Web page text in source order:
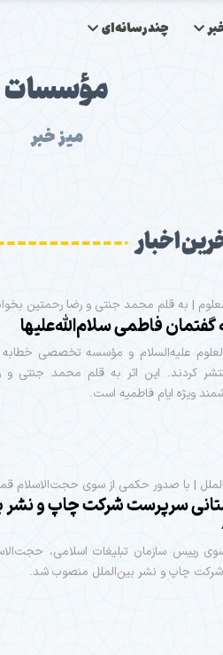
چندرسانه‌ای
مؤسسات
میز خبر
اخبار
| به قلم محمد جنتی و رضا رحمتین
گفتمان فاطمی سلام‌الله‌علیها
علیه‌السلام و مؤسسه تخصصی خطابه
کردند. این اثر به قلم محمد جنتی و
ویژه ایام فاطمیه است.
| با صدور حکمی از سوی حجت‌الاسلام
سرپرست شرکت چاپ و نشر
رییس سازمان تبلیغات اسلامی،
چاپ و نشر بین‌الملل منصوب شد.